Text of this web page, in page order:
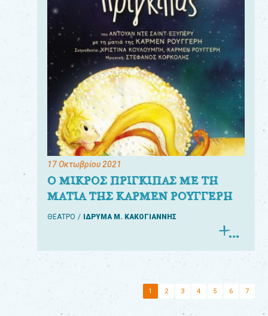
17 Οκτωβρίου 2021
Ο ΜΙΚΡΟΣ ΠΡΙΓΚΙΠΑΣ ΜΕ ΤΗ
ΜΑΤΙΑ ΤΗΣ ΚΑΡΜΕΝ ΡΟΥΓΓΕΡΗ
ΘΕΑΤΡΟ ΙΔΡΥΜΑ Μ. ΚΑΚΟΓΙΑΝΝΗΣ
1 2 3 4 5 6 7